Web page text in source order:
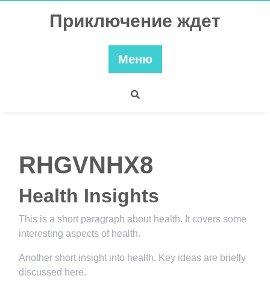
Приключение ждет
Меню
RHGVNHX8
Health Insights
This is a short paragraph about health. It covers some
interesting aspects of health.
Another short insight into health. Key ideas are briefly
discussed here.